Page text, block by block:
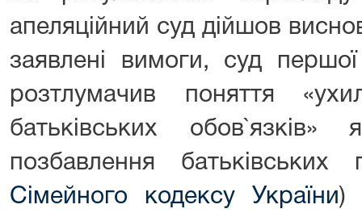
апеляційний суд дійшов
заявлені вимоги, суд першої
розтлумачив поняття
батьківських
позбавлення
Сімейного кодексу України)